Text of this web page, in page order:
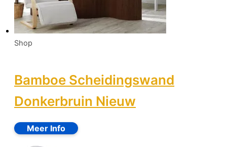
Shop
Bamboe Scheidingswand
Donkerbruin Nieuw